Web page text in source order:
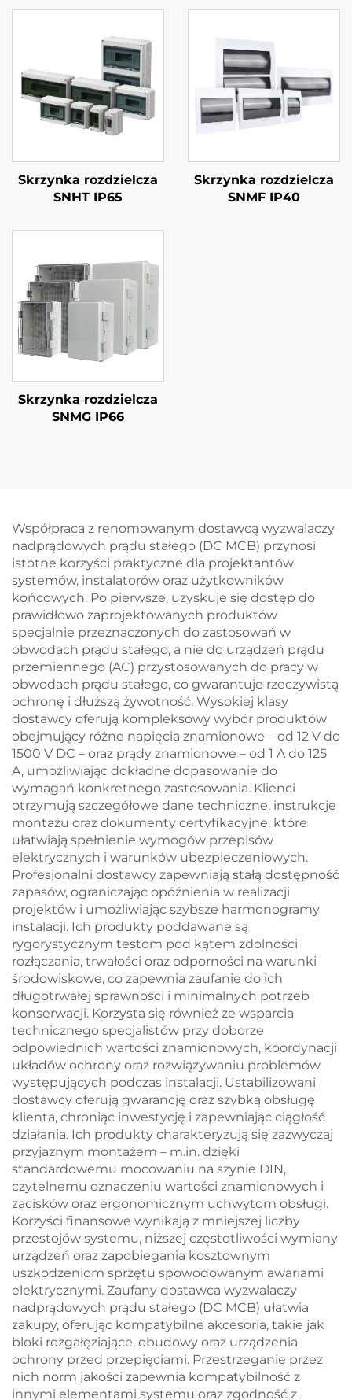
Skrzynka rozdzielcza
SNHT IP65
Skrzynka rozdzielcza
SNMF IP40
Skrzynka rozdzielcza
SNMG IP66
Współpraca z renomowanym dostawcą wyzwalaczy
nadprądowych prądu stałego (DC MCB) przynosi
istotne korzyści praktyczne dla projektantów
systemów, instalatorów oraz użytkowników
końcowych. Po pierwsze, uzyskuje się dostęp do
prawidłowo zaprojektowanych produktów
specjalnie przeznaczonych do zastosowań w
obwodach prądu stałego, a nie do urządzeń prądu
przemiennego (AC) przystosowanych do pracy w
obwodach prądu stałego, co gwarantuje rzeczywistą
ochronę i dłuższą żywotność. Wysokiej klasy
dostawcy oferują kompleksowy wybór produktów
obejmujący różne napięcia znamionowe – od 12 V do
1500 V DC – oraz prądy znamionowe – od 1 A do 125
A, umożliwiając dokładne dopasowanie do
wymagań konkretnego zastosowania. Klienci
otrzymują szczegółowe dane techniczne, instrukcje
montażu oraz dokumenty certyfikacyjne, które
ułatwiają spełnienie wymogów przepisów
elektrycznych i warunków ubezpieczeniowych.
Profesjonalni dostawcy zapewniają stałą dostępność
zapasów, ograniczając opóźnienia w realizacji
projektów i umożliwiając szybsze harmonogramy
instalacji. Ich produkty poddawane są
rygorystycznym testom pod kątem zdolności
rozłączania, trwałości oraz odporności na warunki
środowiskowe, co zapewnia zaufanie do ich
długotrwałej sprawności i minimalnych potrzeb
konserwacji. Korzysta się również ze wsparcia
technicznego specjalistów przy doborze
odpowiednich wartości znamionowych, koordynacji
układów ochrony oraz rozwiązywaniu problemów
występujących podczas instalacji. Ustabilizowani
dostawcy oferują gwarancję oraz szybką obsługę
klienta, chroniąc inwestycję i zapewniając ciągłość
działania. Ich produkty charakteryzują się zazwyczaj
przyjaznym montażem – m.in. dzięki
standardowemu mocowaniu na szynie DIN,
czytelnemu oznaczeniu wartości znamionowych i
zacisków oraz ergonomicznym uchwytom obsługi.
Korzyści finansowe wynikają z mniejszej liczby
przestojów systemu, niższej częstotliwości wymiany
urządzeń oraz zapobiegania kosztownym
uszkodzeniom sprzętu spowodowanym awariami
elektrycznymi. Zaufany dostawca wyzwalaczy
nadprądowych prądu stałego (DC MCB) ułatwia
zakupy, oferując kompatybilne akcesoria, takie jak
bloki rozgałęziające, obudowy oraz urządzenia
ochrony przed przepięciami. Przestrzeganie przez
nich norm jakości zapewnia kompatybilność z
innymi elementami systemu oraz zgodność z